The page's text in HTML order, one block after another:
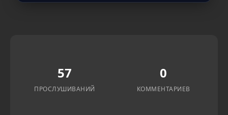
57
ПРОСЛУШИВАНИЙ
0
КОММЕНТАРИЕВ